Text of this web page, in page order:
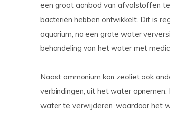
een groot aanbod van afvalstoffen
bacteriën hebben ontwikkelt. Dit is
aquarium, na een grote water
behandeling van het water met
Naast ammonium kan zeoliet ook
verbindingen, uit het water
water te verwijderen, waardoor het